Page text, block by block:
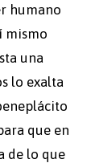
humano
mismo
una
lo exalta
que en
de lo que